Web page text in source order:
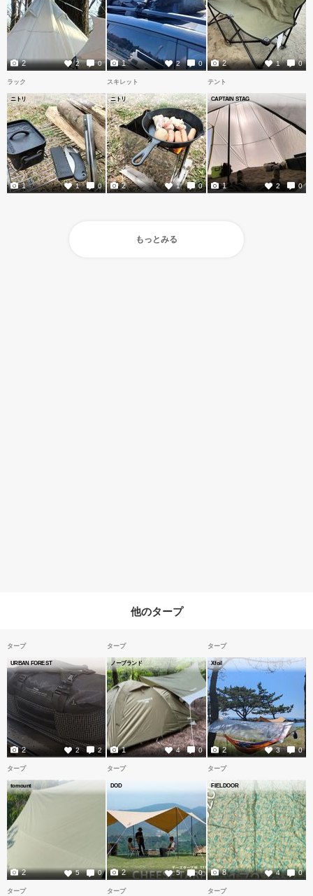
2 0
2 2 0
1 1 0
2
ラック
ニトリ
1 0
1
スキレット
ニトリ
1 0
2
テント
CAPTAIN STAG
2 0
1
もっとみる
他のタープ
タープ
URBAN FOREST
2 2
2
タープ
ノーブランド
4 0
1
タープ
Xfoil
3 0
2
タープ
tomount
5 0
2
タープ
DOD
5 0
2
タープ
FIELDOOR
4 0
8
タープ タープ タープ